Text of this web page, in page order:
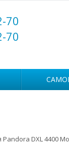
70
70
DXL 4400